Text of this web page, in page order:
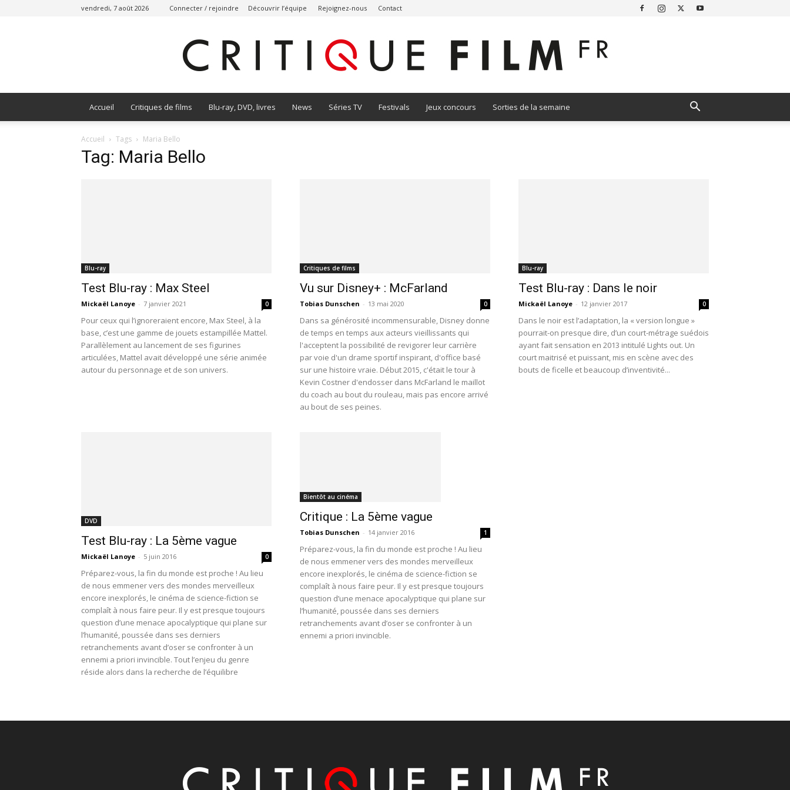
vendredi, 7 août 2026 Connecter / rejoindre Découvrir l’équipe Rejoignez-nous Contact
Accueil Critiques de films Blu-ray, DVD, livres News Séries TV Festivals Jeux concours Sorties de la semaine
Accueil Tags Maria Bello
Tag: Maria Bello
Blu-ray
Test Blu-ray : Max Steel
Mickaël Lanoye - 7 janvier 2021 0
Pour ceux qui l’ignoreraient encore, Max Steel, à la
base, c’est une gamme de jouets estampillée Mattel.
Parallèlement au lancement de ses figurines
articulées, Mattel avait développé une série animée
autour du personnage et de son univers.
Critiques de films
Vu sur Disney+ : McFarland
Tobias Dunschen - 13 mai 2020 0
Dans sa générosité incommensurable, Disney donne
de temps en temps aux acteurs vieillissants qui
l'acceptent la possibilité de revigorer leur carrière
par voie d'un drame sportif inspirant, d'office basé
sur une histoire vraie. Début 2015, c'était le tour à
Kevin Costner d'endosser dans McFarland le maillot
du coach au bout du rouleau, mais pas encore arrivé
au bout de ses peines.
Blu-ray
Test Blu-ray : Dans le noir
Mickaël Lanoye - 12 janvier 2017 0
Dans le noir est l’adaptation, la « version longue »
pourrait-on presque dire, d’un court-métrage suédois
ayant fait sensation en 2013 intitulé Lights out. Un
court maitrisé et puissant, mis en scène avec des
bouts de ficelle et beaucoup d’inventivité...
DVD
Test Blu-ray : La 5ème vague
Mickaël Lanoye - 5 juin 2016 0
Préparez-vous, la fin du monde est proche ! Au lieu
de nous emmener vers des mondes merveilleux
encore inexplorés, le cinéma de science-fiction se
complaît à nous faire peur. Il y est presque toujours
question d’une menace apocalyptique qui plane sur
l’humanité, poussée dans ses derniers
retranchements avant d’oser se confronter à un
ennemi a priori invincible. Tout l’enjeu du genre
réside alors dans la recherche de l’équilibre
Bientôt au cinéma
Critique : La 5ème vague
Tobias Dunschen - 14 janvier 2016 1
Préparez-vous, la fin du monde est proche ! Au lieu
de nous emmener vers des mondes merveilleux
encore inexplorés, le cinéma de science-fiction se
complaît à nous faire peur. Il y est presque toujours
question d’une menace apocalyptique qui plane sur
l’humanité, poussée dans ses derniers
retranchements avant d’oser se confronter à un
ennemi a priori invincible.